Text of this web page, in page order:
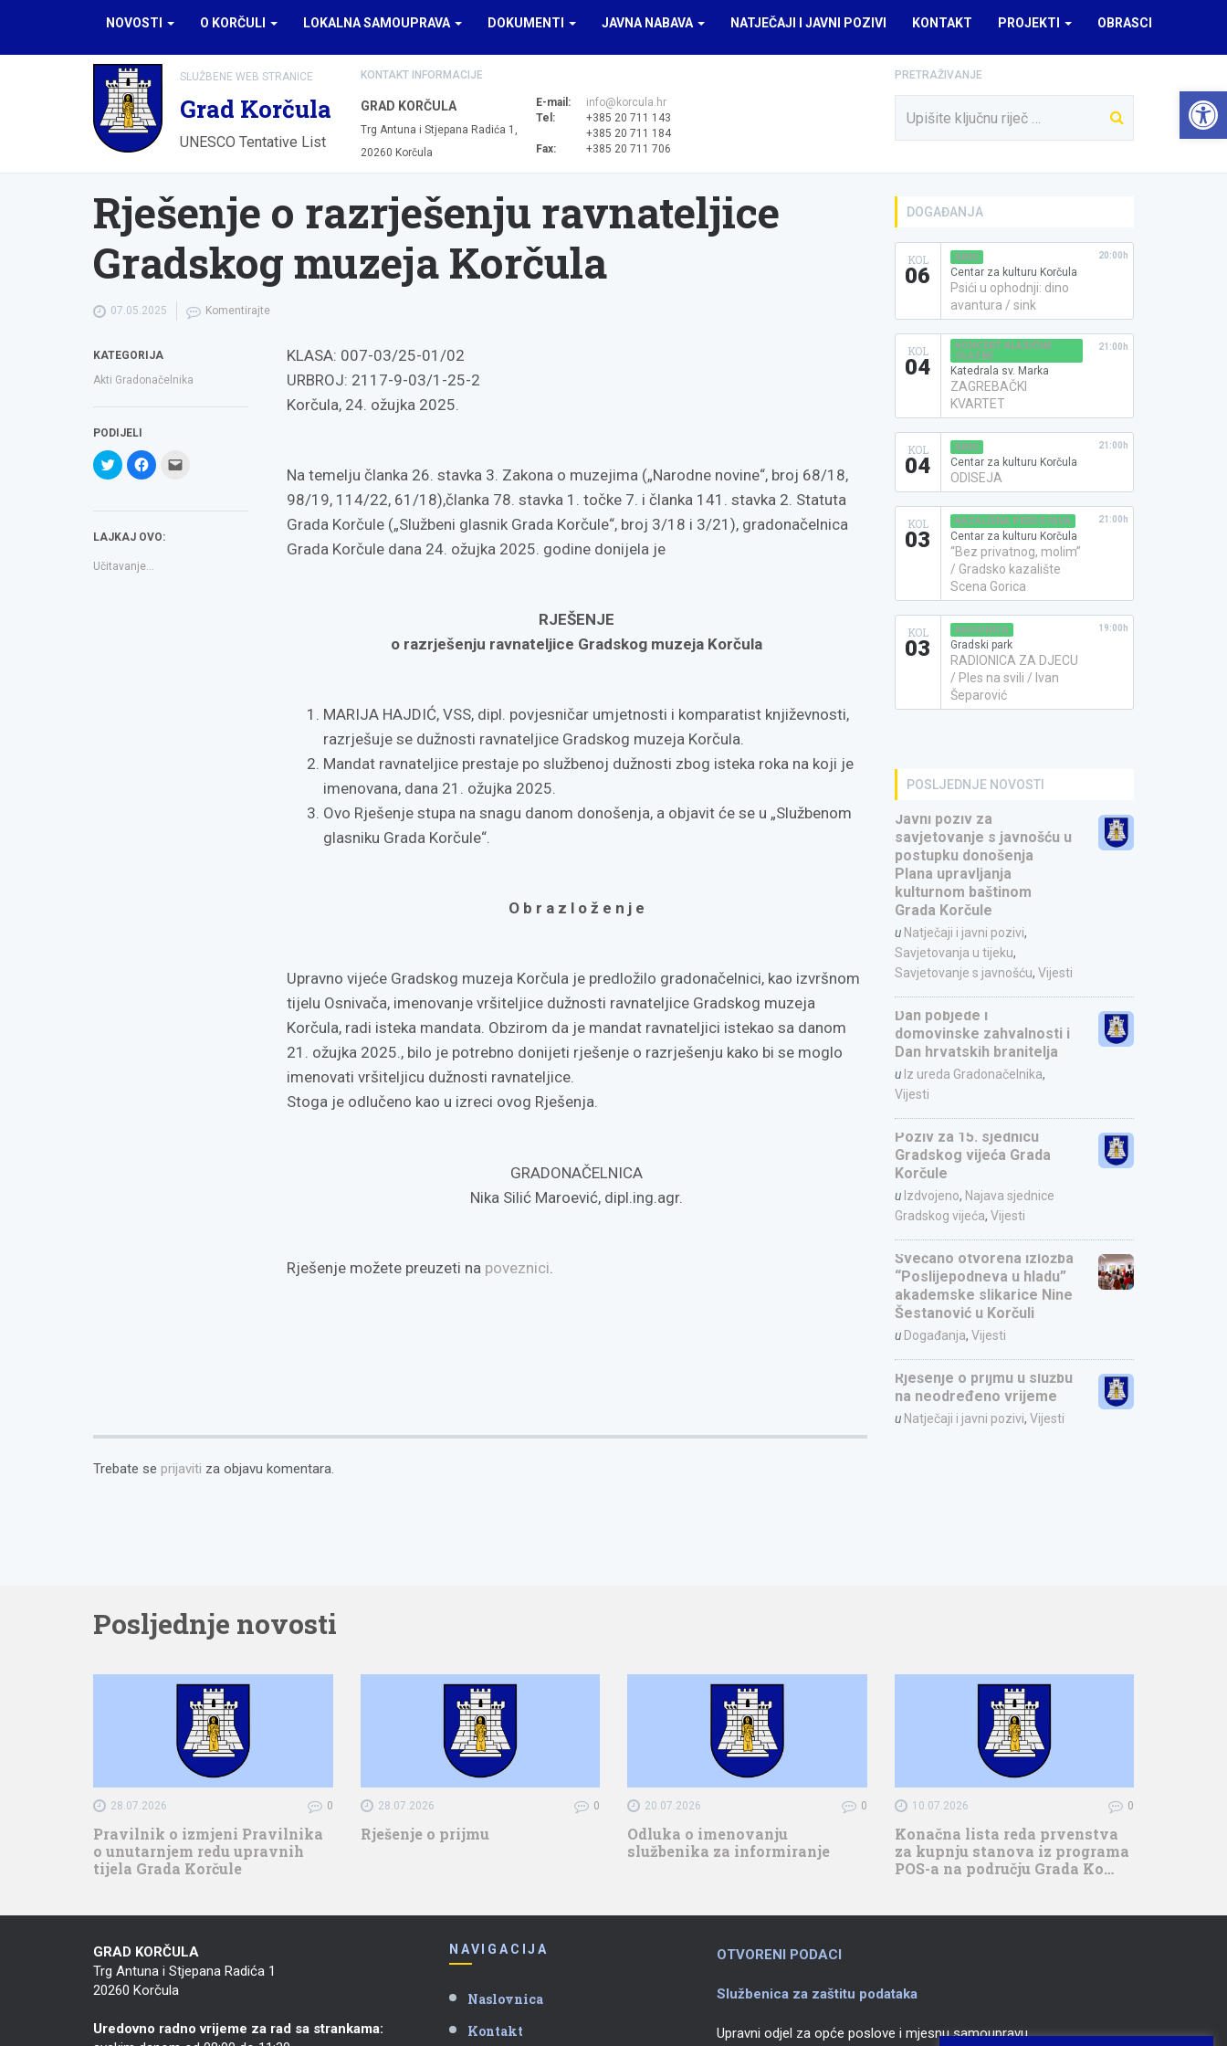
NOVOSTI O KORČULI LOKALNA SAMOUPRAVA DOKUMENTI JAVNA NABAVA NATJEČAJI I JAVNI POZIVI KONTAKT PROJEKTI OBRASCI
SLUŽBENE WEB STRANICE
Grad Korčula
UNESCO Tentative List
KONTAKT INFORMACIJE
GRAD KORČULA
Trg Antuna i Stjepana Radića 1,
20260 Korčula
E-mail:
info@korcula.hr
Tel:
+385 20 711 143
+385 20 711 184
Fax:
+385 20 711 706
PRETRAŽIVANJE
Rješenje o razrješenju ravnateljice
Gradskog muzeja Korčula
07.05.2025 Komentirajte
KLASA: 007-03/25-01/02
URBROJ: 2117-9-03/1-25-2
Korčula, 24. ožujka 2025.
Na temelju članka 26. stavka 3. Zakona o muzejima („Narodne novine“, broj 68/18,
98/19, 114/22, 61/18),članka 78. stavka 1. točke 7. i članka 141. stavka 2. Statuta
Grada Korčule („Službeni glasnik Grada Korčule“, broj 3/18 i 3/21), gradonačelnica
Grada Korčule dana 24. ožujka 2025. godine donijela je
RJEŠENJE
o razrješenju ravnateljice Gradskog muzeja Korčula
MARIJA HAJDIĆ, VSS, dipl. povjesničar umjetnosti i komparatist književnosti,
razrješuje se dužnosti ravnateljice Gradskog muzeja Korčula.
Mandat ravnateljice prestaje po službenoj dužnosti zbog isteka roka na koji je
imenovana, dana 21. ožujka 2025.
Ovo Rješenje stupa na snagu danom donošenja, a objavit će se u „Službenom
glasniku Grada Korčule“.
O b r a z l o ž e n j e
Upravno vijeće Gradskog muzeja Korčula je predložilo gradonačelnici, kao izvršnom
tijelu Osnivača, imenovanje vršiteljice dužnosti ravnateljice Gradskog muzeja
Korčula, radi isteka mandata. Obzirom da je mandat ravnateljici istekao sa danom
21. ožujka 2025., bilo je potrebno donijeti rješenje o razrješenju kako bi se moglo
imenovati vršiteljicu dužnosti ravnateljice.
Stoga je odlučeno kao u izreci ovog Rješenja.
GRADONAČELNICA
Nika Silić Maroević, dipl.ing.agr.
Rješenje možete preuzeti na poveznici.
KATEGORIJA
Akti Gradonačelnika
PODIJELI
Podijeli
na
Twitteru
u
prozoru)
Klikom
podijelite
u
prozoru)
to
LAJKAJ OVO:
Učitavanje...
Trebate se prijaviti za objavu komentara.
DOGAĐANJA
KOL
06
KINO
Centar za kulturu Korčula
Psići u ophodnji: dino
avantura / sink
20:00h
KOL
04
KONCERT KLASIČNE
GLAZBE
Katedrala sv. Marka
ZAGREBAČKI
KVARTET
21:00h
KOL
04
KINO
Centar za kulturu Korčula
ODISEJA
21:00h
KOL
03
KAZALIŠNA PREDSTAVA
Centar za kulturu Korčula
“Bez privatnog, molim”
/ Gradsko kazalište
Scena Gorica
21:00h
KOL
03
RADIONICA
Gradski park
RADIONICA ZA DJECU
/ Ples na svili / Ivan
Šeparović
19:00h
POSLJEDNJE NOVOSTI
Javni poziv za
savjetovanje s javnošću u
postupku donošenja
Plana upravljanja
kulturnom baštinom
Grada Korčule
u Natječaji i javni pozivi,
Savjetovanja u tijeku,
Savjetovanje s javnošću, Vijesti
Dan pobjede i
domovinske zahvalnosti i
Dan hrvatskih branitelja
u Iz ureda Gradonačelnika,
Vijesti
Poziv za 15. sjednicu
Gradskog vijeća Grada
Korčule
u Izdvojeno, Najava sjednice
Gradskog vijeća, Vijesti
Svečano otvorena izložba
“Poslijepodneva u hladu”
akademske slikarice Nine
Šestanović u Korčuli
u Događanja, Vijesti
Rješenje o prijmu u službu
na neodređeno vrijeme
u Natječaji i javni pozivi, Vijesti
Posljednje novosti
28.07.2026 0
Pravilnik o izmjeni Pravilnika
o unutarnjem redu upravnih
tijela Grada Korčule
28.07.2026 0
Rješenje o prijmu
20.07.2026 0
Odluka o imenovanju
službenika za informiranje
10.07.2026 0
Konačna lista reda prvenstva
za kupnju stanova iz programa
POS-a na području Grada Ko…
GRAD KORČULA
Trg Antuna i Stjepana Radića 1
20260 Korčula
Uredovno radno vrijeme za rad sa strankama:
NAVIGACIJA
Naslovnica
Kontakt
OTVORENI PODACI
Službenica za zaštitu podataka
Upravni odjel za opće poslove i mjesnu samoupravu